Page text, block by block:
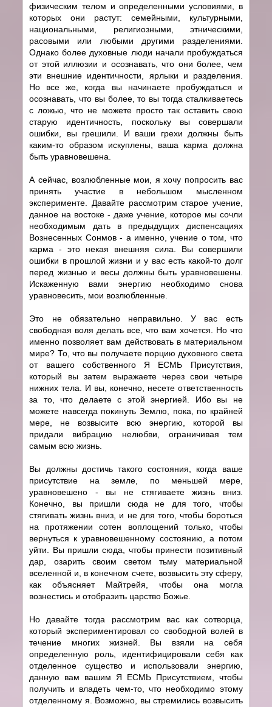
физическим телом и определенными условиями, в
которых они растут: семейными, культурными,
национальными, религиозными, этническими,
расовыми или любыми другими разделениями.
Однако более духовные люди начали пробуждаться
от этой иллюзии и осознавать, что они более, чем
эти внешние идентичности, ярлыки и разделения.
Но все же, когда вы начинаете пробуждаться и
осознавать, что вы более, то вы тогда сталкиваетесь
с ложью, что не можете просто так оставить свою
старую идентичность, поскольку вы совершали
ошибки, вы грешили. И ваши грехи должны быть
каким-то образом искуплены, ваша карма должна
быть уравновешена.
А сейчас, возлюбленные мои, я хочу попросить вас
принять участие в небольшом мысленном
эксперименте. Давайте рассмотрим старое учение,
данное на востоке - даже учение, которое мы сочли
необходимым дать в предыдущих диспенсациях
Вознесенных Сонмов - а именно, учение о том, что
карма - это некая внешняя сила. Вы совершили
ошибки в прошлой жизни и у вас есть какой-то долг
перед жизнью и весы должны быть уравновешены.
Искаженную вами энергию необходимо снова
уравновесить, мои возлюбленные.
Это не обязательно неправильно. У вас есть
свободная воля делать все, что вам хочется. Но что
именно позволяет вам действовать в материальном
мире? То, что вы получаете порцию духовного света
от вашего собственного Я ЕСМЬ Присутствия,
который вы затем выражаете через свои четыре
нижних тела. И вы, конечно, несете ответственность
за то, что делаете с этой энергией. Ибо вы не
можете навсегда покинуть Землю, пока, по крайней
мере, не возвысите всю энергию, которой вы
придали вибрацию нелюбви, ограничивая тем
самым всю жизнь.
Вы должны достичь такого состояния, когда ваше
присутствие на земле, по меньшей мере,
уравновешено - вы не стягиваете жизнь вниз.
Конечно, вы пришли сюда не для того, чтобы
стягивать жизнь вниз, и не для того, чтобы бороться
на протяжении сотен воплощений только, чтобы
вернуться к уравновешенному состоянию, а потом
уйти. Вы пришли сюда, чтобы принести позитивный
дар, озарить своим светом тьму материальной
вселенной и, в конечном счете, возвысить эту сферу,
как объясняет Майтрейя, чтобы она могла
вознестись и отобразить царство Божье.
Но давайте тогда рассмотрим вас как сотворца,
который экспериментировал со свободной волей в
течение многих жизней. Вы взяли на себя
определенную роль, идентифицировали себя как
отделенное существо и использовали энергию,
данную вам вашим Я ЕСМЬ Присутствием, чтобы
получить и владеть чем-то, что необходимо этому
отделенному я. Возможно, вы стремились возвысить